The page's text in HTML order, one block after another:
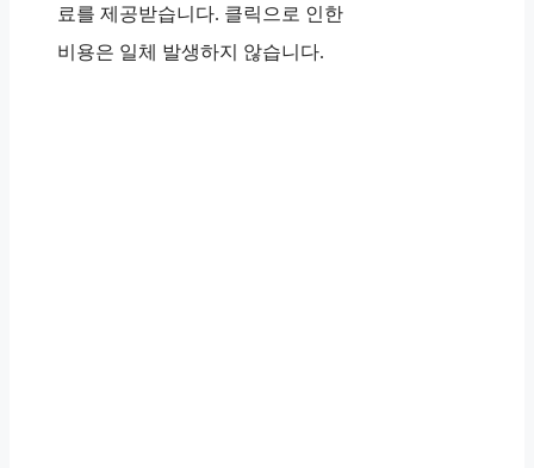
료를 제공받습니다. 클릭으로 인한
비용은 일체 발생하지 않습니다.